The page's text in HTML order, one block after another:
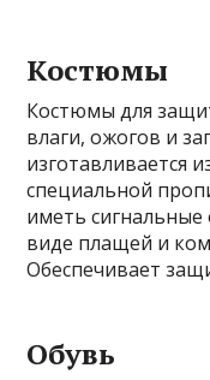
Костюмы
Костюмы для
влаги, ожогов и
изготавливается
специальной
иметь
виде плащей и
Обеспечивает
Обувь